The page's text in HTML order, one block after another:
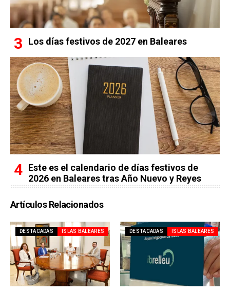
Los días festivos de 2027 en Baleares
Este es el calendario de días festivos de
2026 en Baleares tras Año Nuevo y Reyes
Artículos Relacionados
DESTACADAS ISLAS BALEARES DESTACADAS ISLAS BALEARES